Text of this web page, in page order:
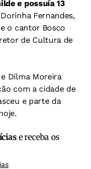
e possuía 13
Fernandes,
o cantor Bosco
de Cultura de
Dilma Moreira
com a cidade de
e parte da
e receba os